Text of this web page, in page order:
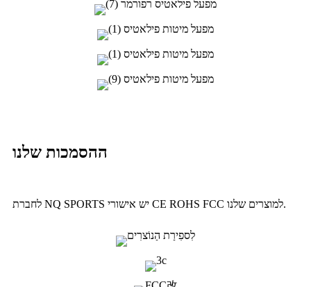
ההסמכות שלנו
לחברת NQ SPORTS יש אישורי CE ROHS FCC למוצרים שלנו.